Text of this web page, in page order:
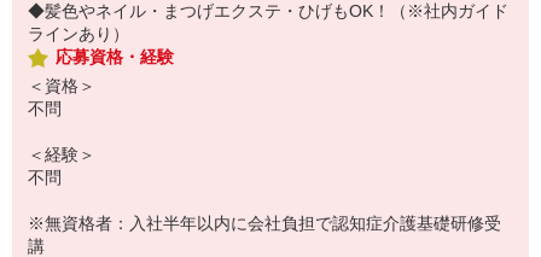
◆髪色やネイル・まつげエクステ・ひげもOK！（※社内ガイド
ラインあり）
応募資格・経験
＜資格＞
不問
＜経験＞
不問
※無資格者：入社半年以内に会社負担で認知症介護基礎研修受
講